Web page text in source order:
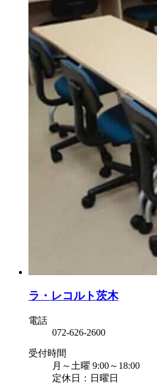
ラ・レコルト茨木
電話
072-626-2600
受付時間
月～土曜 9:00～18:00
定休日：日曜日